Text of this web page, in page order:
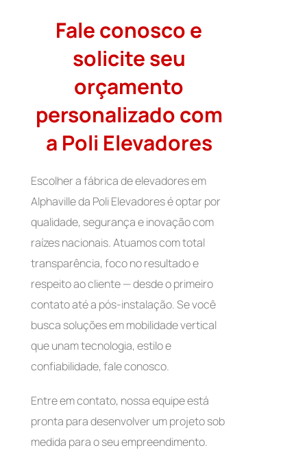
Fale conosco e
solicite seu
orçamento
personalizado com
a Poli Elevadores
Escolher a fábrica de elevadores em
Alphaville da Poli Elevadores é optar por
qualidade, segurança e inovação com
raízes nacionais. Atuamos com total
transparência, foco no resultado e
respeito ao cliente — desde o primeiro
contato até a pós-instalação. Se você
busca soluções em mobilidade vertical
que unam tecnologia, estilo e
confiabilidade, fale conosco.
Entre em contato, nossa equipe está
pronta para desenvolver um projeto sob
medida para o seu empreendimento.